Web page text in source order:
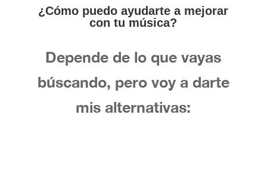
¿Cómo puedo ayudarte a mejorar
con tu música?
Depende de lo que vayas
búscando, pero voy a darte
mis alternativas: